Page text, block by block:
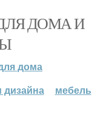
ДОМА И
дома
дизайна мебель